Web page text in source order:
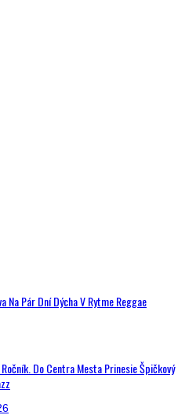
Pár Dní Dýcha V Rytme Reggae
Do Centra Mesta Prinesie Špičkový